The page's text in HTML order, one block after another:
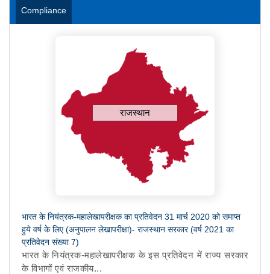
Compliance
राजस्थान
भारत के नियंत्रक-महालेखापरीक्षक का प्रतिवेदन 31 मार्च 2020 को समाप्त
हुये वर्ष के लिए (अनुपालन लेखापरीक्षा)- राजस्थान सरकार (वर्ष 2021 का
प्रतिवेदन संख्या 7)
भारत के नियंत्रक-महालेखापरीक्षक के इस प्रतिवेदन में राज्य सरकार
के विभागों एवं राजकीय...